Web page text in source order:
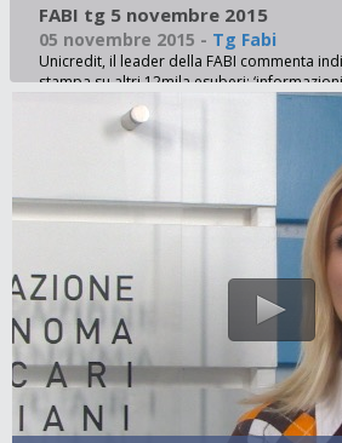
FABI tg 5 novembre 2015
05 novembre 2015 - Tg Fabi
Unicredit, il leader della FABI commenta
stampa su altri 12mila esuberi:
nascondere problemi di governance. Non
prepensionamenti volontari’ - Popolare di
incontro azienda sindacati sulle ricadute
industriale 2015-20. Xausa: ‘300 esuberi
Eventuali uscite solo su base volontaria e
Credito Valtellinese, firmato accordo sul
2mila euro in più nelle buste paga dei
unitari dei quadri sindacali. La FABI: senza
un contratto che salvaguardi tutti i
Coordinamento FABI UBI, presente il
‘pronti a gestire gli scenari futuri’ - Uni
Congresso mondiale. In preparazione
sindacati dell’area mediterranea su temi
Bank, il sindacato chiede l’intervento
d’Austria per salvare i 300 lavoratori
noi, questa settimana ampio spazio alle
FABI sugli esuberi di Unicredit, Popolare